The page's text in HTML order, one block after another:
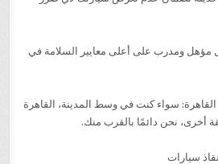
مؤهل ومدرب على أعلى معايير السلامة في
سواء كنت في وسط المدينة، القاهرة
أخرى، نحن دائمًا بالقرب منك.
سيارات